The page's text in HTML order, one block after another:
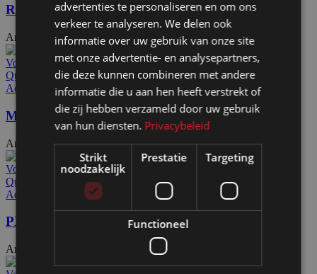
Rondo
Artikelnummer: 25010€45,70 Excl. BTW
Voeg toe aan offerteaanvraag
Quick view
Add to wishlist
Mega RE / RR91
Artikelnummer: 24585€65,00 Excl. BTW
Voeg toe aan offerteaanvraag
Quick view
Add to wishlist
PX5019 / S50
Artikelnummer: 24910 Excl. BTW
advertenties te personaliseren en om ons
verkeer te analyseren. We delen ook
informatie over uw gebruik van onze site
met onze advertentie- en analysepartners,
die deze kunnen combineren met andere
informatie die u aan hen heeft verstrekt of
die zij hebben verzameld door uw gebruik
van hun diensten. Privacybeleid
Strikt
noodzakelijk
Prestatie Targeting
Functioneel